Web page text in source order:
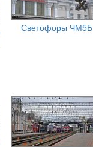
Светофоры ЧМ5Б